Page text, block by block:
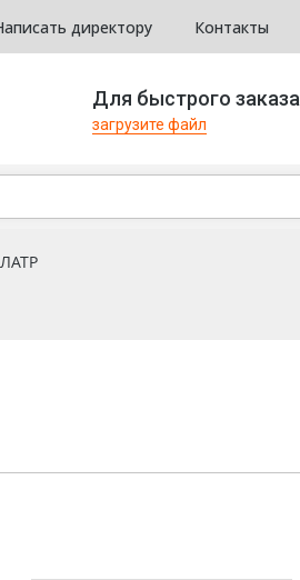
директору Контакты
Для быстрого заказа
загрузите файл